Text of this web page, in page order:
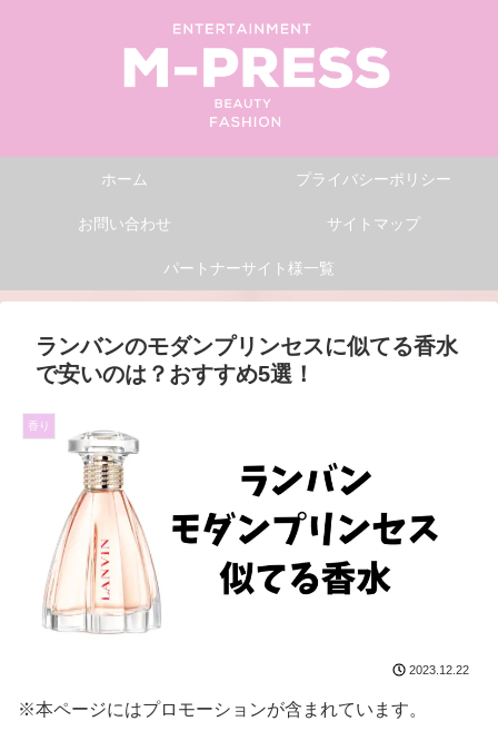
ホーム プライバシーポリシー
お問い合わせ サイトマップ
パートナーサイト様一覧
ランバンのモダンプリンセスに似てる香水
で安いのは？おすすめ5選！
香り
2023.12.22
※本ページにはプロモーションが含まれています。